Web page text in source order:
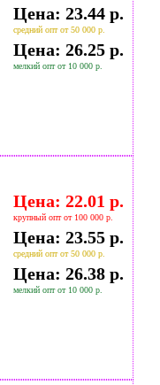
Цена: 23.44 р.
средний опт от 50 000 р.
Цена: 26.25 р.
мелкий опт от 10 000 р.
Цена: 22.01 р.
крупный опт от 100 000 р.
Цена: 23.55 р.
средний опт от 50 000 р.
Цена: 26.38 р.
мелкий опт от 10 000 р.